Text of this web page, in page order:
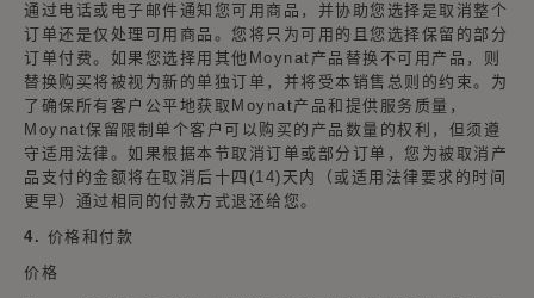
通过电话或电子邮件通知您可用商品，并协助您选择是取消整个
订单还是仅处理可用商品。您将只为可用的且您选择保留的部分
订单付费。如果您选择用其他Moynat产品替换不可用产品，则
替换购买将被视为新的单独订单，并将受本销售总则的约束。为
了确保所有客户公平地获取Moynat产品和提供服务质量，
Moynat保留限制单个客户可以购买的产品数量的权利，但须遵
守适用法律。如果根据本节取消订单或部分订单，您为被取消产
品支付的金额将在取消后十四(14)天内（或适用法律要求的时间
更早）通过相同的付款方式退还给您。
4. 价格和付款
价格